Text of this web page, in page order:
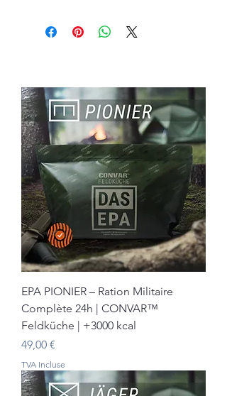
EPA PIONIER – Ration Militaire
Complète 24h | CONVAR™
Feldküche | +3000 kcal
Prix
49,00 €
TVA Incluse